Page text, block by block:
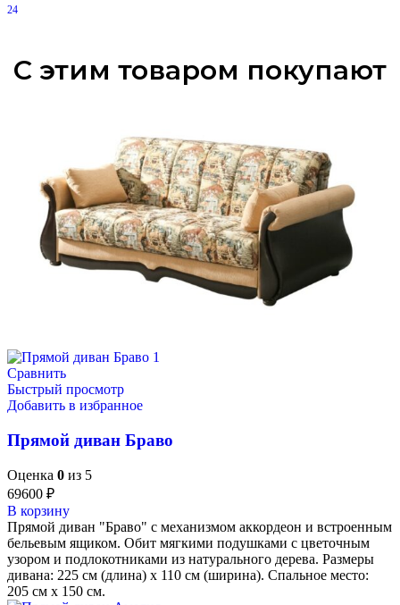
24
С этим товаром покупают
Сравнить
Быстрый просмотр
Добавить в избранное
Прямой диван Браво
Оценка 0 из 5
69600 ₽
В корзину
Прямой диван "Браво" с механизмом аккордеон и встроенным
бельевым ящиком. Обит мягкими подушками с цветочным
узором и подлокотниками из натурального дерева. Размеры
дивана: 225 см (длина) x 110 см (ширина). Спальное место:
205 см x 150 см.